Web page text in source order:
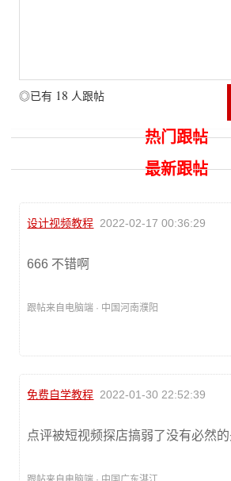
◎已有 18 人跟帖
热门跟帖
最新跟帖
设计视频教程 2022-02-17 00:36:29
666 不错啊
跟帖来自电脑端 · 中国河南濮阳
免费自学教程 2022-01-30 22:52:39
点评被短视频探店搞弱了没有必然